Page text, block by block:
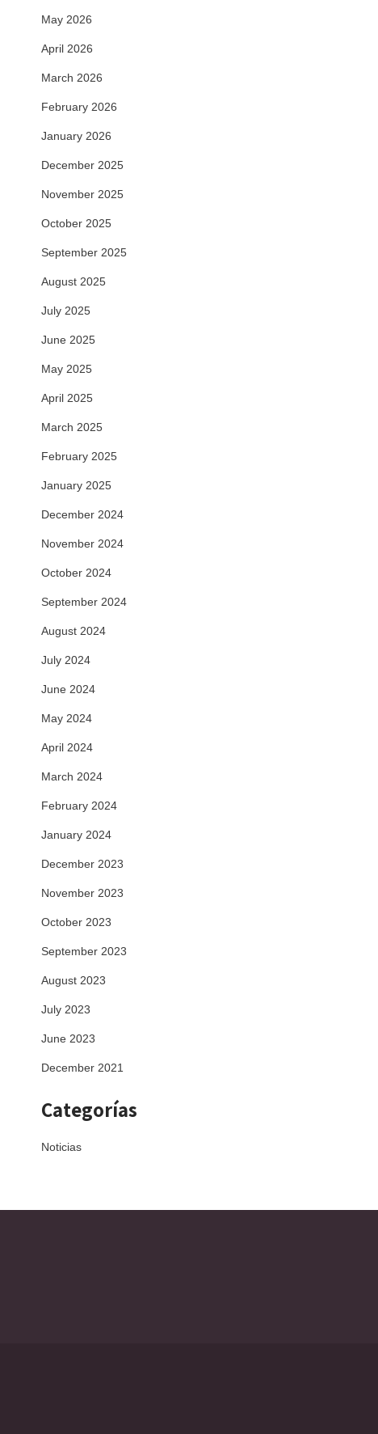
May 2026
April 2026
March 2026
February 2026
January 2026
December 2025
November 2025
October 2025
September 2025
August 2025
July 2025
June 2025
May 2025
April 2025
March 2025
February 2025
January 2025
December 2024
November 2024
October 2024
September 2024
August 2024
July 2024
June 2024
May 2024
April 2024
March 2024
February 2024
January 2024
December 2023
November 2023
October 2023
September 2023
August 2023
July 2023
June 2023
December 2021
Categorías
Noticias